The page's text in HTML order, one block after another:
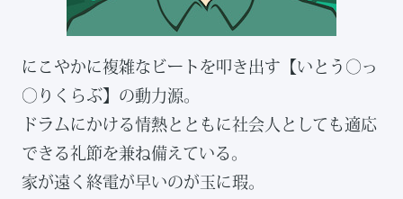
にこやかに複雑なビートを叩き出す【いとう◯っ
◯りくらぶ】の動力源。
ドラムにかける情熱とともに社会人としても適応
できる礼節を兼ね備えている。
家が遠く終電が早いのが玉に瑕。